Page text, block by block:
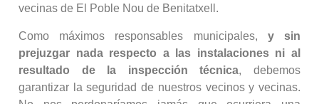
vecinas de El Poble Nou de Benitatxell.
Como máximos responsables municipales, y sin
prejuzgar nada respecto a las instalaciones ni al
resultado de la inspección técnica, debemos
garantizar la seguridad de nuestros vecinos y vecinas.